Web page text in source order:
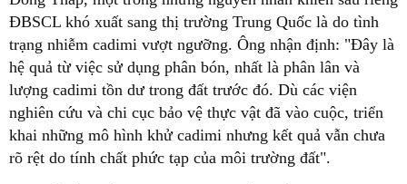
ĐBSCL khó xuất sang thị trường Trung Quốc là do tình
trạng nhiễm cadimi vượt ngưỡng. Ông nhận định: "Đây là
hệ quả từ việc sử dụng phân bón, nhất là phân lân và
lượng cadimi tồn dư trong đất trước đó. Dù các viện
nghiên cứu và chi cục bảo vệ thực vật đã vào cuộc, triển
khai những mô hình khử cadimi nhưng kết quả vẫn chưa
rõ rệt do tính chất phức tạp của môi trường đất".